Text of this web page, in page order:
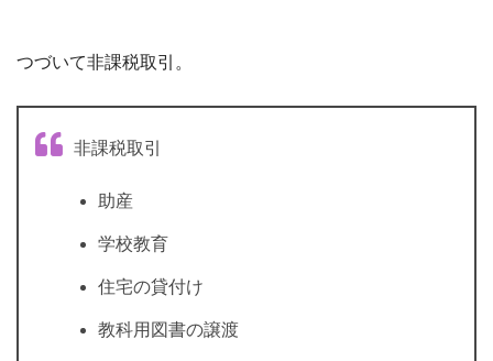
つづいて非課税取引。
非課税取引
助産
学校教育
住宅の貸付け
教科用図書の譲渡